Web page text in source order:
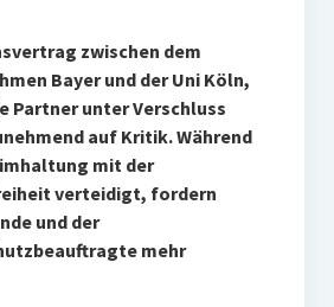
zwischen dem
Bayer und der Uni Köln,
Partner unter Verschluss
auf Kritik. Während
mit der
verteidigt, fordern
und der
mehr